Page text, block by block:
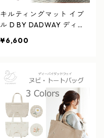
キルティングマット イブ
ル D BY DADWAY ディー
¥6,600